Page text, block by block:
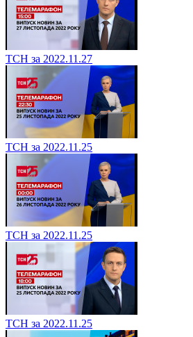
ТСН за 2022.11.27
ТСН за 2022.11.25
ТСН за 2022.11.25
ТСН за 2022.11.25